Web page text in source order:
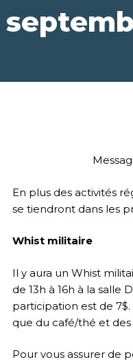
En plus des activités
se tiendront dans les
Whist militaire
Il y aura un Whist
de 13h à 16h à la salle
participation est de
que du café/thé et des
Pour vous assurer de